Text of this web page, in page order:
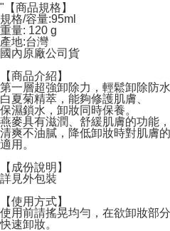
配送毎にNT$60、NT$599以上で送
宅配
配送毎にNT$120、NT$1,999以上で
"【商品規格】
規格/容量:95ml
重量: 120 g
產地:台灣
國內原廠公司貨
【商品介紹】
第一層超強卸除力，輕鬆卸除防
白夏菊精萃，能夠修護肌膚、
保濕鎖水，卸妝同時保養。
燕麥具有滋潤、舒緩肌膚的功能
清爽不油膩，降低卸妝時對肌膚
適用。
【成份說明】
詳見外包裝
【使用方式】
使用前請搖晃均勻，在欲卸妝部
快速卸妝。